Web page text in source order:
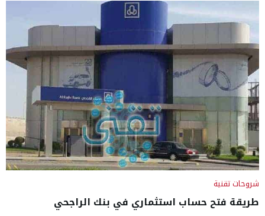
شروحات تقنية
طريقة فتح حساب استثماري في بنك الراجحي